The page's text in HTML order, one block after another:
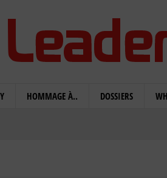
HOMMAGE À.. DOSSIERS